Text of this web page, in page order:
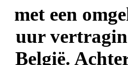
met een
uur
België.